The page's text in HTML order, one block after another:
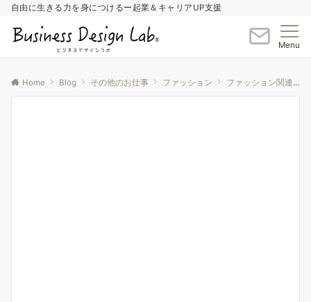
自由に生きる力を身につけるー起業＆キャリアUP支援
Menu
Home Blog その他のお仕事 ファッション ファッション関連セミナー